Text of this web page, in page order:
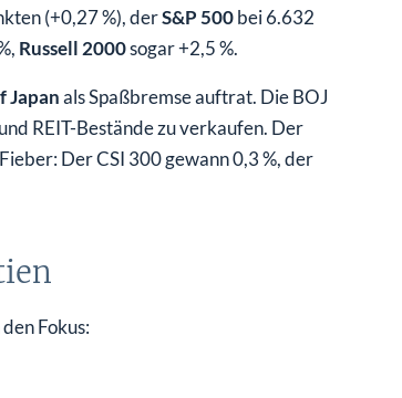
(+0,27 %), derS&P 500bei 6.632
Russell 2000sogar +2,5 %.
Japanals Spaßbremse auftrat. Die BOJ
REIT-Bestände zu verkaufen. Der
Der CSI 300 gewann 0,3 %, der
Fokus: